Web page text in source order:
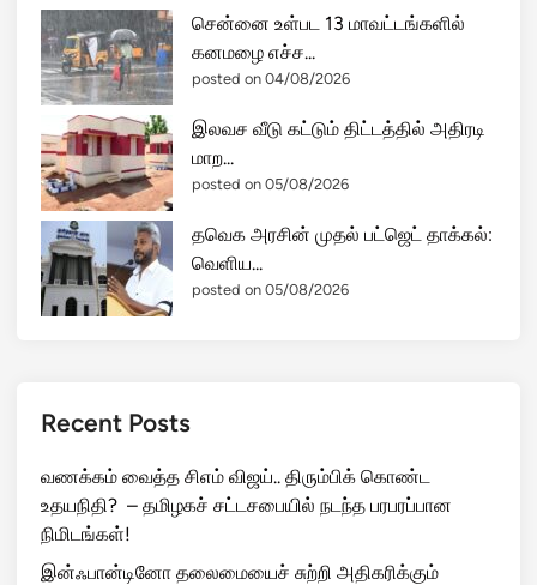
சென்னை உள்பட 13 மாவட்டங்களில்
கனமழை எச்ச...
posted on 04/08/2026
இலவச வீடு கட்டும் திட்டத்தில் அதிரடி
மாற...
posted on 05/08/2026
தவெக அரசின் முதல் பட்ஜெட் தாக்கல்:
வெளிய...
posted on 05/08/2026
Recent Posts
வணக்கம் வைத்த சிஎம் விஜய்.. திரும்பிக் கொண்ட
உதயநிதி? – தமிழகச் சட்டசபையில் நடந்த பரபரப்பான
நிமிடங்கள்!
இன்ஃபான்டினோ தலைமையைச் சுற்றி அதிகரிக்கும்